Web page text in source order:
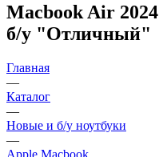
Macbook Air
б/у "Отличный"
Главная
—
Каталог
—
Новые и б/у ноутбуки
—
Apple Macbook